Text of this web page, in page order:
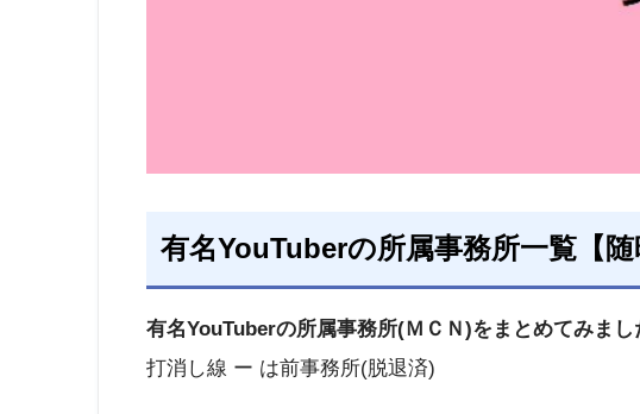
有名YouTuberの所属事務所一覧【随
有名YouTuberの所属事務所(ＭＣＮ)をまとめてみまし
打消し線 ー は前事務所(脱退済)